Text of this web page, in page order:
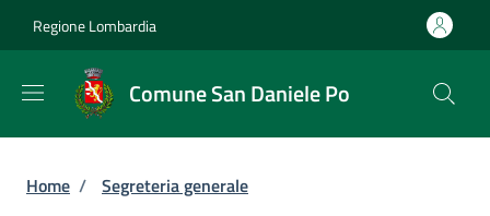
Regione Lombardia
Comune San Daniele Po
Briciole di pane
Home / Segreteria generale